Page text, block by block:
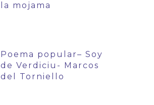
la mojama
Poema popular– Soy
de Verdiciu- Marcos
del Torniello